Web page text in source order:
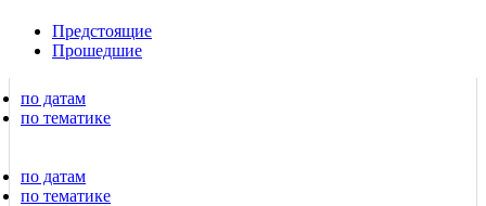
Предстоящие
Прошедшие
по датам
по тематике
по датам
по тематике